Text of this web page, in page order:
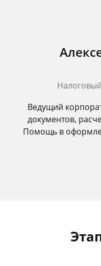
Ведущий
документов,
Помощь в